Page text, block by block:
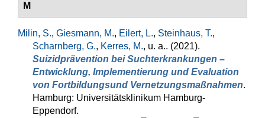
M
Milin, S., Giesmann, M., Eilert, L., Steinhaus, T.,
Scharnberg, G., Kerres, M., u. a.. (2021).
Suizidprävention bei Suchterkrankungen –
Entwicklung, Implementierung und Evaluation
von Fortbildungsund Vernetzungsmaßnahmen.
Hamburg: Universitätsklinikum Hamburg-
Eppendorf.